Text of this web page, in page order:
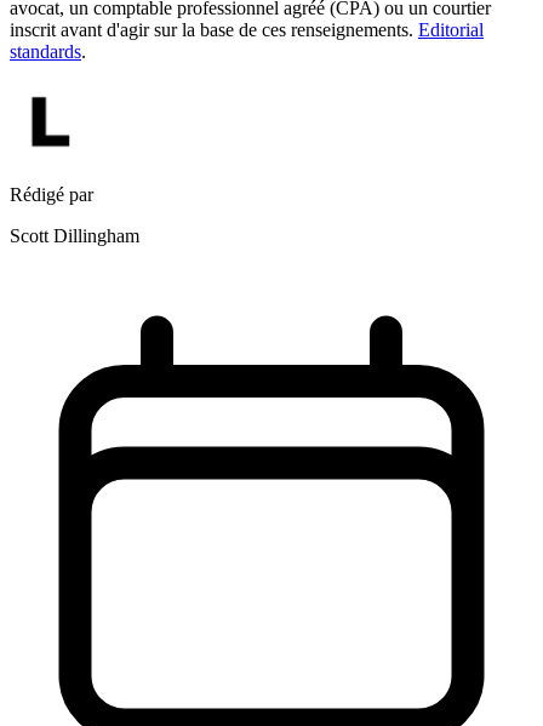
avocat, un comptable professionnel agréé (CPA) ou un courtier
inscrit avant d'agir sur la base de ces renseignements. Editorial
standards.
Rédigé par
Scott Dillingham